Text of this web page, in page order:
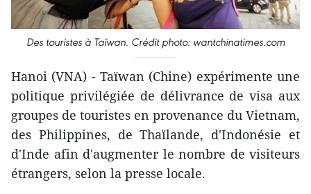
Des touristes à Taïwan. Crédit photo: wantchinatimes.com
Hanoi (VNA) - Taïwan ​(Chine) expériment​e ​une
politique privilégiée ​de délivrance de visa ​aux
groupes de touristes ​en provenance du Vietnam,
des Philippines, de Thaïlande, d'Indonésie et
d'Inde ​afin d'augmenter le nombre de ​visiteurs
étrangers, selon la presse locale.